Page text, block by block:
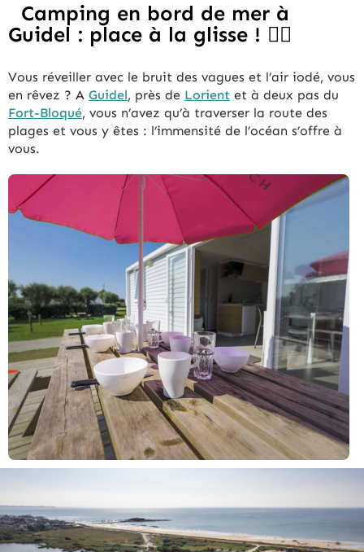
Camping en bord de mer à
Guidel : place à la glisse ! 🏄‍♂️
Vous réveiller avec le bruit des vagues et l’air iodé, vous
en rêvez ? A Guidel, près de Lorient et à deux pas du
Fort-Bloqué, vous n’avez qu’à traverser la route des
plages et vous y êtes : l’immensité de l’océan s’offre à
vous.